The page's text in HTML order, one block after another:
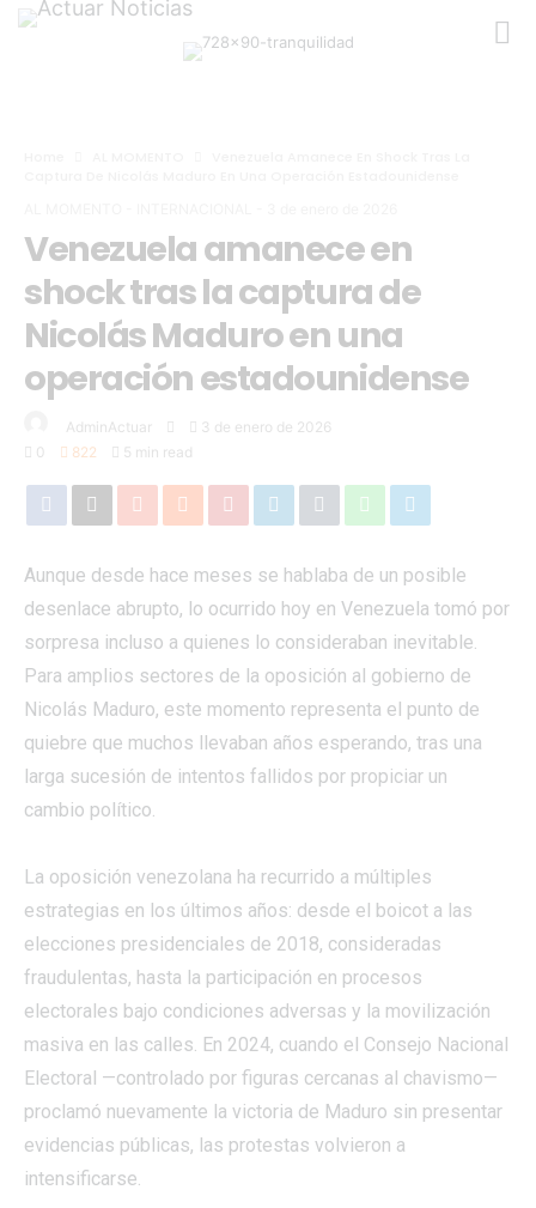
Venezuela amanece en
shock tras la captura de
Nicolás Maduro en una
operación estadounidense
AdminActuar
3 de enero de 2026
0
822 5 min read
Aunque desde hace meses se hablaba de un posible
desenlace abrupto, lo ocurrido hoy en Venezuela tomó por
sorpresa incluso a quienes lo consideraban inevitable.
Para amplios sectores de la oposición al gobierno de
Nicolás Maduro, este momento representa el punto de
quiebre que muchos llevaban años esperando, tras una
larga sucesión de intentos fallidos por propiciar un
cambio político.
La oposición venezolana ha recurrido a múltiples
estrategias en los últimos años: desde el boicot a las
elecciones presidenciales de 2018, consideradas
fraudulentas, hasta la participación en procesos
electorales bajo condiciones adversas y la movilización
masiva en las calles. En 2024, cuando el Consejo Nacional
Electoral —controlado por figuras cercanas al chavismo—
proclamó nuevamente la victoria de Maduro sin presentar
evidencias públicas, las protestas volvieron a
intensificarse.